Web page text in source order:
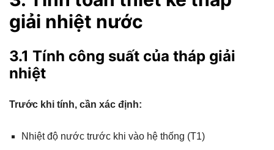
giải nhiệt nước
3.1 Tính công suất của tháp giải
nhiệt
Trước khi tính, cần xác định:
Nhiệt độ nước trước khi vào hệ thống (T1)